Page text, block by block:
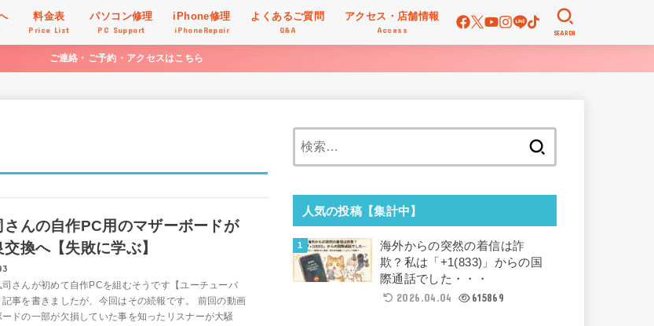
料金表
Price List
パソコン修理
PC Support
iPhone修理
iPhoneRepair
よくあるご質問
Q&A
アクセス・店舗情報
Access SEARCH
ご連絡・ご予約・アクセスはこちら
さんの自作PC用のマザーボードが
換へ【失敗に学ぶ】
司さんが初めて自作PCを組むそうです【ユーチューバ
記事を書きましたが、今回はその続報です。 前回の動画
ドの一部が欠損していた事を知ったリスナーが大騒
人気の投稿【集計中】
海外からの突然の着信は詐
欺？私は「+1(833)」からの国
際通話でした・・・
2026.04.04
615869